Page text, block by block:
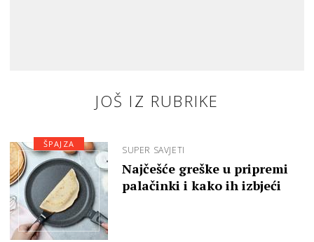
JOŠ IZ RUBRIKE
SUPER SAVJETI
Najčešće greške u pripremi
palačinki i kako ih izbjeći
ŠPAJZA